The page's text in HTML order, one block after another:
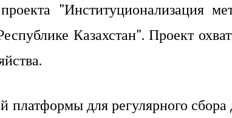
"Институционализация
Казахстан". Проект
для регулярного